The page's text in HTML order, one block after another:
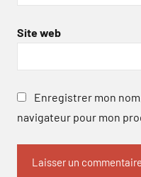
Site web
Enregistrer mon
navigateur pour mon